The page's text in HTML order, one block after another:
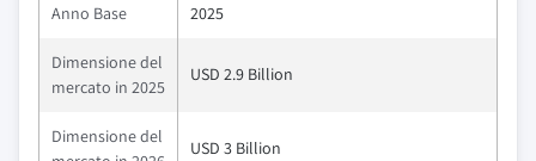
Anno Base 2025
Dimensione del
mercato in 2025
USD 2.9 Billion
Dimensione del
USD 3 Billion